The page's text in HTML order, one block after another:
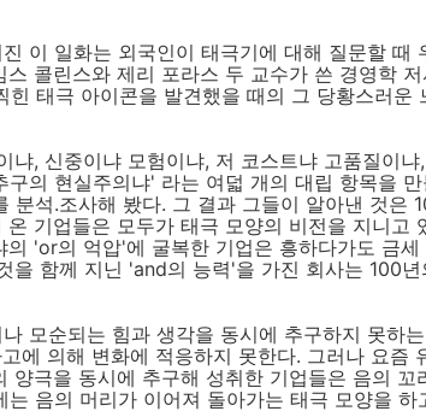
이 일화는 외국인이 태극기에 대해 질문할 때
스 콜린스와 제리 포라스 두 교수가 쓴 경영학
태극 아이콘을 발견했을 때의 그 당황스러운
냐, 신중이냐 모험이냐, 저 코스트냐 고품질이냐
구의 현실주의냐' 라는 여덟 개의 대립 항목을
분석.조사해 봤다. 그 결과 그들이 알아낸 것은
온 기업들은 모두가 태극 모양의 비전을 지니고
의 'or의 억압'에 굴복한 기업은 흥하다가도 금세
을 함께 지닌 'and의 능력'을 가진 회사는 100년
모순되는 힘과 생각을 동시에 추구하지 못하
에 의해 변화에 적응하지 못한다. 그러나 요즘
양극을 동시에 추구해 성취한 기업들은 음의 꼬
는 음의 머리가 이어져 돌아가는 태극 모양을 하